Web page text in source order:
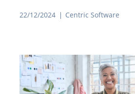
22/12/2024 Centric Software